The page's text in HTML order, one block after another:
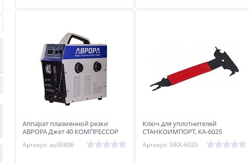
Аппарат плазменной резки
АВРОРА Джет 40 КОМПРЕССОР
Артикул: au30806
Ключ для уплотнителей
СТАНКОИМПОРТ, KA-6025
Артикул: SIKA-6025